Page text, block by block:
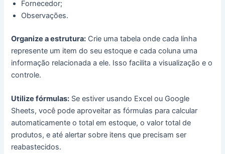
Fornecedor;
Observações.
Organize a estrutura: Crie uma tabela onde cada linha
represente um item do seu estoque e cada coluna uma
informação relacionada a ele. Isso facilita a visualização e o
controle.
Utilize fórmulas: Se estiver usando Excel ou Google
Sheets, você pode aproveitar as fórmulas para calcular
automaticamente o total em estoque, o valor total de
produtos, e até alertar sobre itens que precisam ser
reabastecidos.